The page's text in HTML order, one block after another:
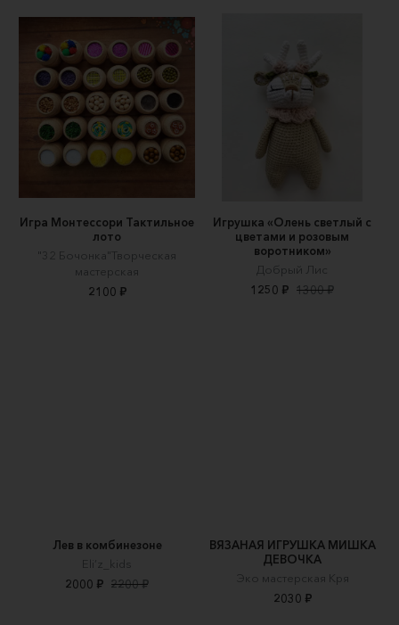
Игра Монтессори Тактильное
лото
"32 Бочонка"Творческая
мастерская
2100 ₽
Игрушка «Олень светлый с
цветами и розовым
воротником»
Добрый Лис
1250 ₽ 1300 ₽
Лев в комбинезоне
Eli’z_kids
2000 ₽ 2200 ₽
ВЯЗАНАЯ ИГРУШКА МИШКА
ДЕВОЧКА
Эко мастерская Кря
2030 ₽